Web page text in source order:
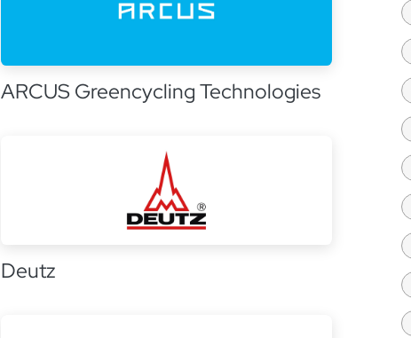
ARCUS Greencycling Technologies
Deutz